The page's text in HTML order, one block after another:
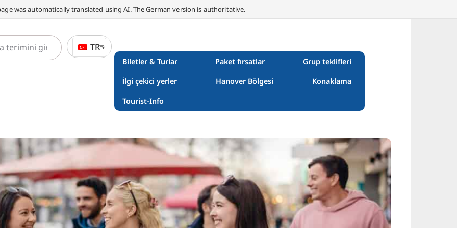
was automatically translated using AI. The German version is authoritative.
TR
Biletler & Turlar Paket fırsatlar Grup teklifleri
İlgi çekici yerler Hanover Bölgesi Konaklama
Tourist-Info